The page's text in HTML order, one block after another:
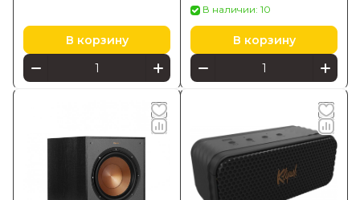
В корзину
В наличии: 10
В корзину